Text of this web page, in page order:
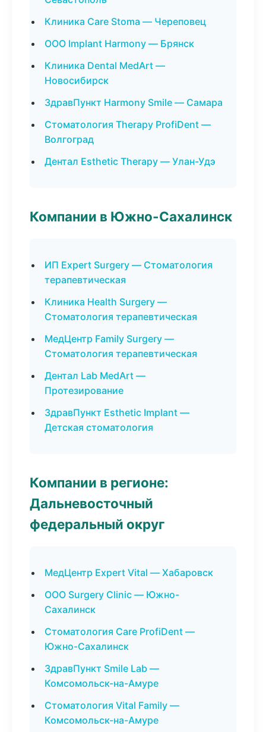
Клиника Care Stoma — Череповец
ООО Implant Harmony — Брянск
Клиника Dental MedArt —
Новосибирск
ЗдравПункт Harmony Smile — Самара
Стоматология Therapy ProfiDent —
Волгоград
Дентал Esthetic Therapy — Улан-Удэ
Компании в Южно-Сахалинск
ИП Expert Surgery — Стоматология
терапевтическая
Клиника Health Surgery —
Стоматология терапевтическая
МедЦентр Family Surgery —
Стоматология терапевтическая
Дентал Lab MedArt —
Протезирование
ЗдравПункт Esthetic Implant —
Детская стоматология
Компании в регионе:
Дальневосточный
федеральный округ
МедЦентр Expert Vital — Хабаровск
ООО Surgery Clinic — Южно-
Сахалинск
Стоматология Care ProfiDent —
Южно-Сахалинск
ЗдравПункт Smile Lab —
Комсомольск-на-Амуре
Стоматология Vital Family —
Комсомольск-на-Амуре